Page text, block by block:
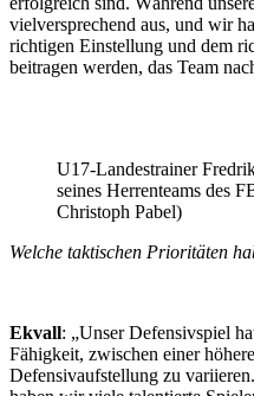
vielversprechend aus, und wir
richtigen Einstellung und dem
beitragen werden, das Team
U17-Landestrainer
seines Herrenteams des
Christoph Pabel)
Welche taktischen Prioritäten
Ekvall: „Unser Defensivspiel
Fähigkeit, zwischen einer
Defensivaufstellung zu